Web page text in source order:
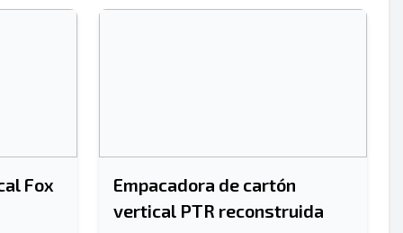
Fox
Empacadora de cartón
vertical PTR reconstruida